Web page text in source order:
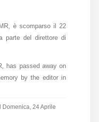
è scomparso il 22
parte del direttore di
has passed away on
by the editor in
Domenica, 24 Aprile